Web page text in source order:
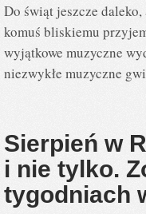
Do świąt jeszcze
komuś bliskiemu
wyjątkowe muzyczne
niezwykłe muzyczne
Sierpień w
i nie tylko.
tygodniach